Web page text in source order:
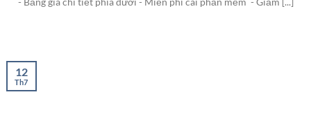
- Bảng giá chi tiết phía dưới - Miễn phí cài phần mềm - Giảm [...]
12
Th7